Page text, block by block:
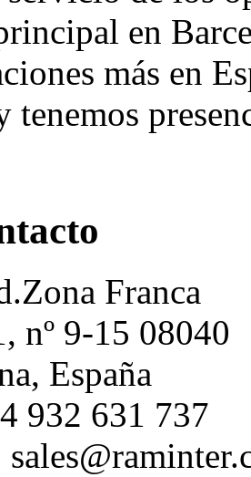
en
más en
tenemos
Franca
nº 9-15 08040
España
932 631 737